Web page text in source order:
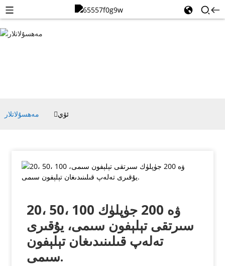
ئۆي مەھسۇلاتلار
20، 50، 100 ۋە 200 جۈپلۈك
سىرتقى تېلېفون سىمى، يۇقىرى
تەلەپ قىلىنىدىغان تېلېفون
سىمى.